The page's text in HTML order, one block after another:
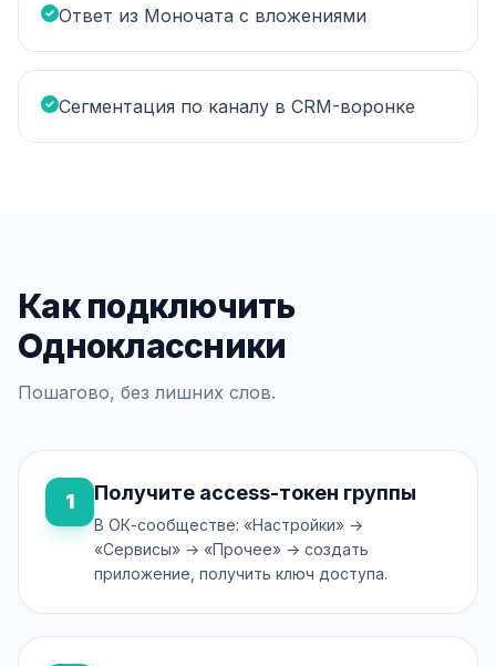
Ответ из Моночата с вложениями
Сегментация по каналу в CRM-воронке
Как подключить
Одноклассники
Пошагово, без лишних слов.
1 Получите access-токен группы
В ОК-сообществе: «Настройки» →
«Сервисы» → «Прочее» → создать
приложение, получить ключ доступа.